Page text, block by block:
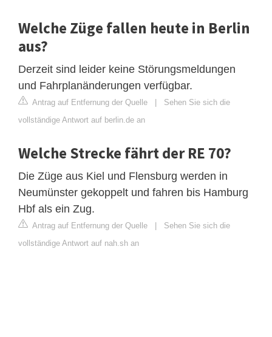
Welche Züge fallen heute in Berlin
aus?
Derzeit sind leider keine Störungsmeldungen
und Fahrplanänderungen verfügbar.
Antrag auf Entfernung der Quelle | Sehen Sie sich die
vollständige Antwort auf berlin.de an
Welche Strecke fährt der RE 70?
Die Züge aus Kiel und Flensburg werden in
Neumünster gekoppelt und fahren bis Hamburg
Hbf als ein Zug.
Antrag auf Entfernung der Quelle | Sehen Sie sich die
vollständige Antwort auf nah.sh an